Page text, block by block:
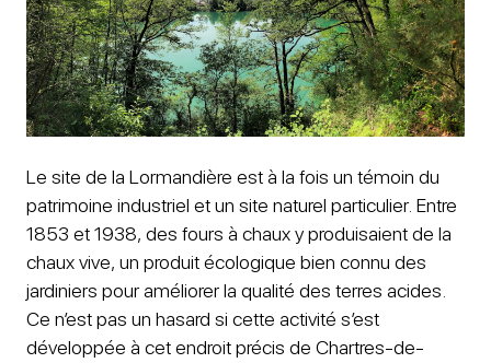
Le site de la Lormandière est à la fois un témoin du
patrimoine industriel et un site naturel particulier. Entre
1853 et 1938, des fours à chaux y produisaient de la
chaux vive, un produit écologique bien connu des
jardiniers pour améliorer la qualité des terres acides.
Ce n’est pas un hasard si cette activité s’est
développée à cet endroit précis de Chartres-de-